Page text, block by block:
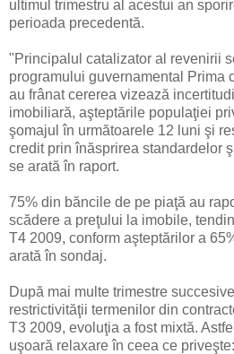
ultimul trimestru al acestui an
perioada precedentă.
"Principalul catalizator al revenirii
programului guvernamental Prima
au frânat cererea vizează
imobiliară, aşteptările populaţiei
şomajul în următoarele 12 luni şi
credit prin înăsprirea standardelor
se arată în raport.
75% din băncile de pe piaţă au
scădere a preţului la imobile,
T4 2009, conform aşteptărilor a
arată în sondaj.
După mai multe trimestre
restrictivităţii termenilor din
T3 2009, evoluţia a fost mixtă.
uşoară relaxare în ceea ce